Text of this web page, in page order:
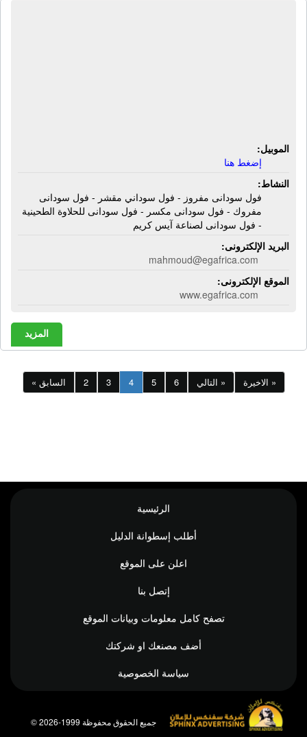
الموبيل:
إضغط هنا
النشاط:
فول سودانى مفروز - فول سوداني مقشر - فول سودانى
مفروك - فول سودانى مكسر - فول سودانى للحلاوة الطحينية
- فول سودانى لصناعة آيس كريم
البريد الإلكترونى:
mahmoud@egafrica.com
الموقع الإلكترونى:
www.egafrica.com
المزيد
« السابق 2 3 4 5 6 التالي » الاخيرة »
الرئيسية
أطلب إسطوانة الدليل
اعلن على الموقع
إتصل بنا
تصفح كامل معلومات وبيانات الموقع
أضف مصنعك او شركتك
سياسة الخصوصية
© جميع الحقوق محفوظة 1999-2026